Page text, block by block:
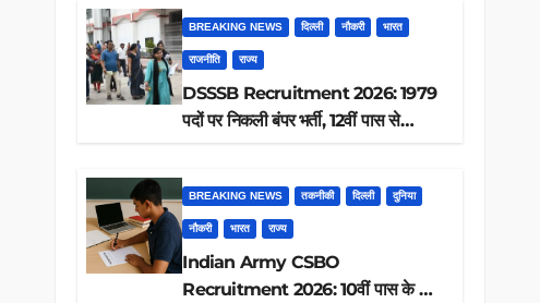
BREAKING NEWS दिल्ली नौकरी भारत
राजनीति राज्य
DSSSB Recruitment 2026: 1979
पदों पर निकली बंपर भर्ती, 12वीं पास से
BREAKING NEWS तकनीकी दिल्ली दुनिया
नौकरी भारत राज्य
Indian Army CSBO
Recruitment 2026: 10वीं पास के लिए